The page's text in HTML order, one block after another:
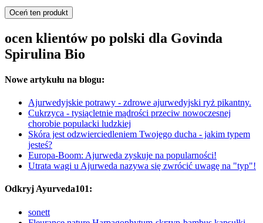
Oceń ten produkt
ocen klientów po polski dla Govinda
Spirulina Bio
Nowe artykułu na blogu:
Ajurwedyjskie potrawy - zdrowe ajurwedyjski ryż pikantny.
Cukrzyca - tysiącletnie mądrości przeciw nowoczesnej
chorobie populacki ludzkiej
Skóra jest odzwierciedleniem Twojego ducha - jakim typem
jesteś?
Europa-Boom: Ajurweda zyskuje na popularności!
Utrata wagi u Ajurweda nazywa się zwrócić uwagę na "typ"!
Odkryj Ayurveda101:
sonett